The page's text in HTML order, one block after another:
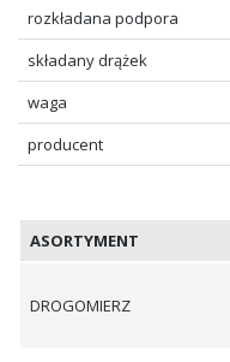
rozkładana podpora
składany drążek
waga
producent
ASORTYMENT
DROGOMIERZ